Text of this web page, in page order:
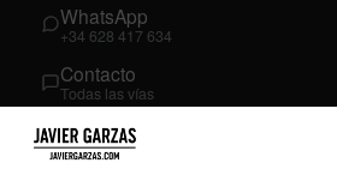
WhatsApp
+34 628 417 634
Contacto
Todas las vías
03SÍGUEME